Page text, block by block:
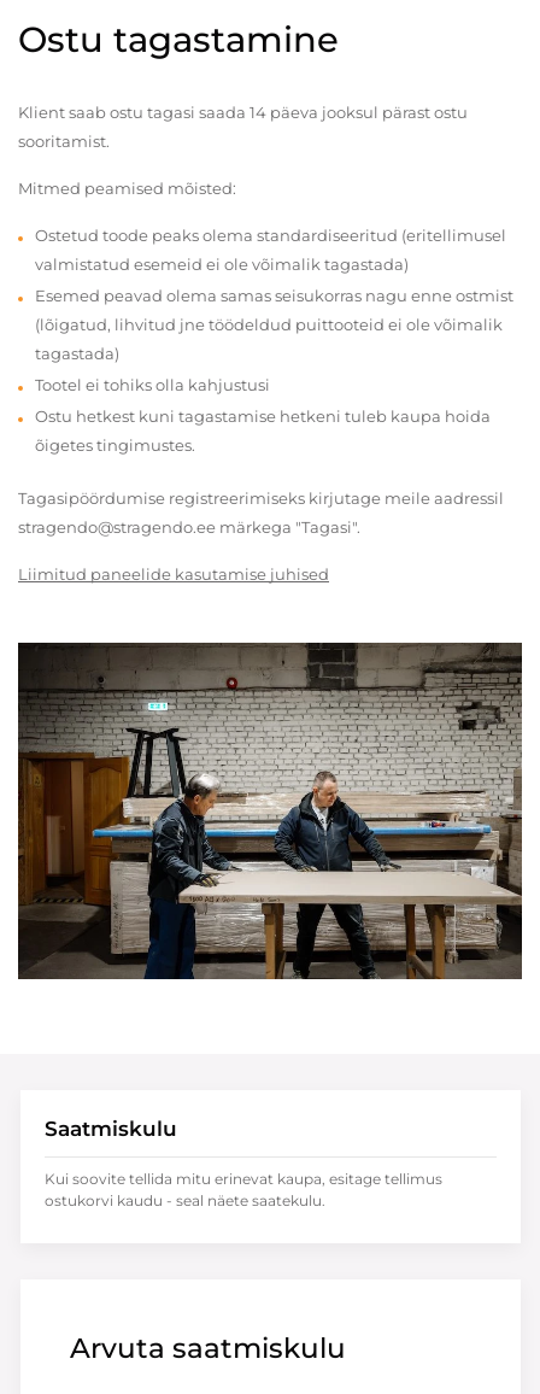
Ostu tagastamine
Klient saab ostu tagasi saada 14 päeva jooksul pärast ostu
sooritamist.
Mitmed peamised mõisted:
Ostetud toode peaks olema standardiseeritud (eritellimusel
valmistatud esemeid ei ole võimalik tagastada)
Esemed peavad olema samas seisukorras nagu enne ostmist
(lõigatud, lihvitud jne töödeldud puittooteid ei ole võimalik
tagastada)
Tootel ei tohiks olla kahjustusi
Ostu hetkest kuni tagastamise hetkeni tuleb kaupa hoida
õigetes tingimustes.
Tagasipöördumise registreerimiseks kirjutage meile aadressil
stragendo@stragendo.ee märkega "Tagasi".
Liimitud paneelide kasutamise juhised
Arvuta saatmiskulu
Saatmiskulu
Kui soovite tellida mitu erinevat kaupa, esitage tellimus
ostukorvi kaudu - seal näete saatekulu.